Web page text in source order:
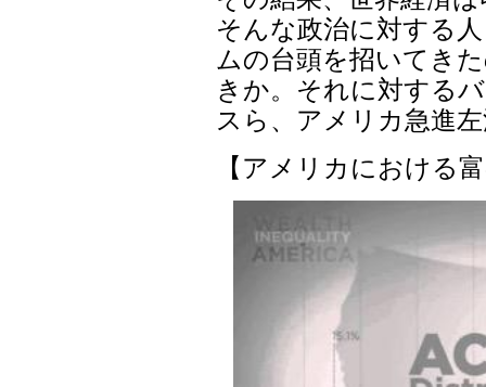
そんな政治に対する
ムの台頭を招いてき
きか。それに対する
スら、アメリカ急進
【アメリカにおける